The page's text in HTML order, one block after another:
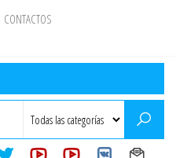
CONTACTOS